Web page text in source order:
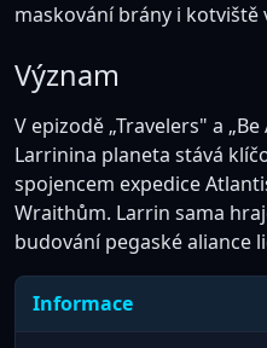
maskování brány i
Význam
V epizodě „Travelers" a
Larrinina planeta stává
spojencem expedice
Wraithům. Larrin sama
budování pegaské aliance
Informace